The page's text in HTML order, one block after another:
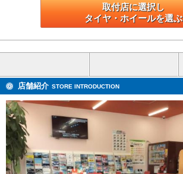
取付店に選択し
タイヤ・ホイールを選ぶ
店舗紹介 STORE INTRODUCTION